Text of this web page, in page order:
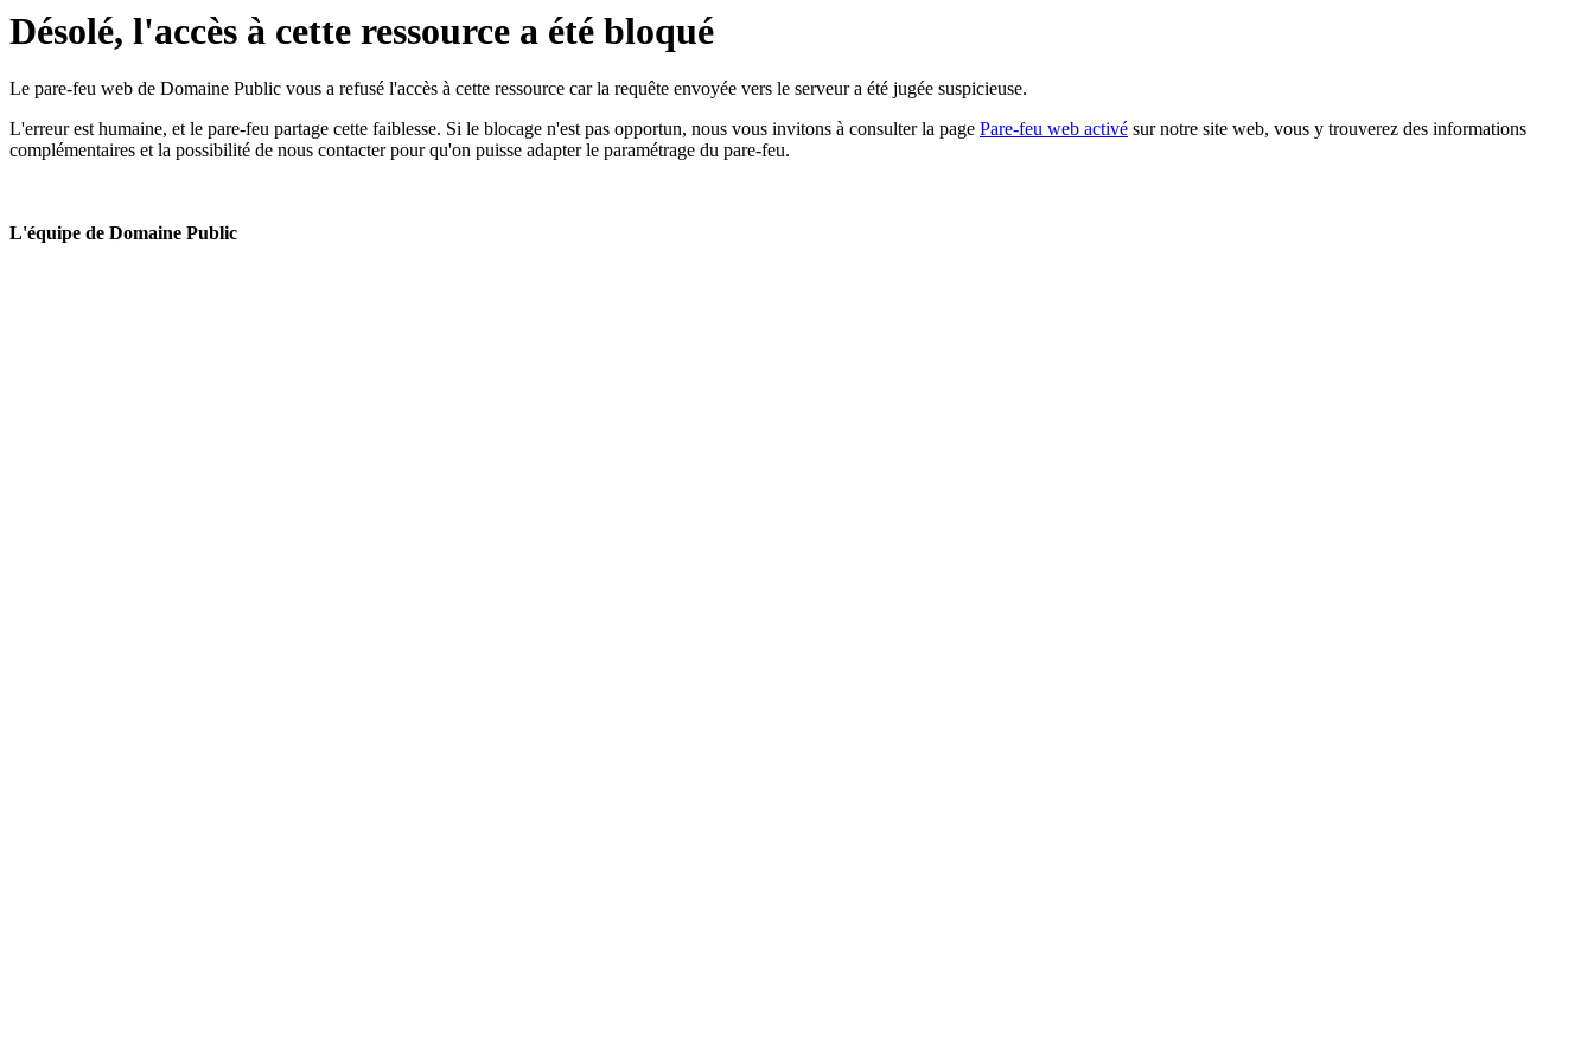
Désolé, l'accès à cette ressource a été bloqué
Le pare-feu web de Domaine Public vous a refusé l'accès à cette ressource car la requête envoyée vers le serveur a été jugée suspicieuse.
L'erreur est humaine, et le pare-feu partage cette faiblesse. Si le blocage n'est pas opportun, nous vous invitons à consulter la page Pare-feu web activé sur notre site web, vous y trouverez des informations
complémentaires et la possibilité de nous contacter pour qu'on puisse adapter le paramétrage du pare-feu.
L'équipe de Domaine Public